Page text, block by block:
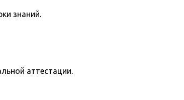
знаний.
аттестации.